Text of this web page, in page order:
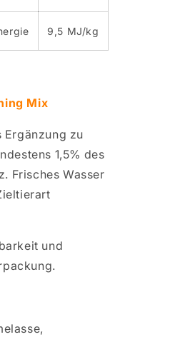
9,5 MJ/kg
Mix
zu
1,5% des
Frisches Wasser
und